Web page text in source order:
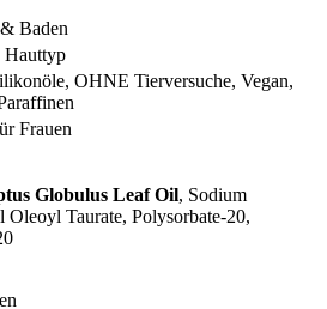
Baden
Hauttyp
OHNE Tierversuche, Vegan,
Frauen
Globulus Leaf Oil, Sodium
Taurate, Polysorbate-20,